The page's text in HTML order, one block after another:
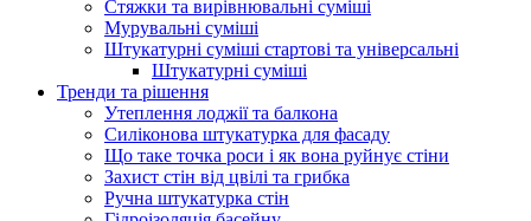
Стяжки та вирівнювальні суміші
Мурувальні суміші
Штукатурні суміші стартові та універсальні
Штукатурні суміші
Тренди та рішення
Утеплення лоджії та балкона
Силіконова штукатурка для фасаду
Що таке точка роси і як вона руйнує стіни
Захист стін від цвілі та грибка
Ручна штукатурка стін